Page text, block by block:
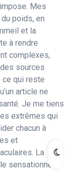
Mes
poids, en
et la
à rendre
complexes,
sources
ce qui reste
article ne
Je me tiens
extrêmes qui
chacun à
et
La
sensationnel.